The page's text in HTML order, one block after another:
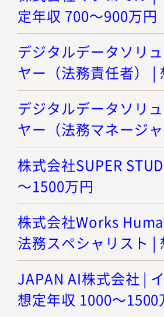
定年収 700～900万円
デジタルデータソリ
ヤー（法務責任者） |
デジタルデータソリ
ヤー（法務マネージ
株式会社SUPER
～1500万円
株式会社Works
法務スペシャリスト |
JAPAN AI株式会社 |
想定年収 1000～1500